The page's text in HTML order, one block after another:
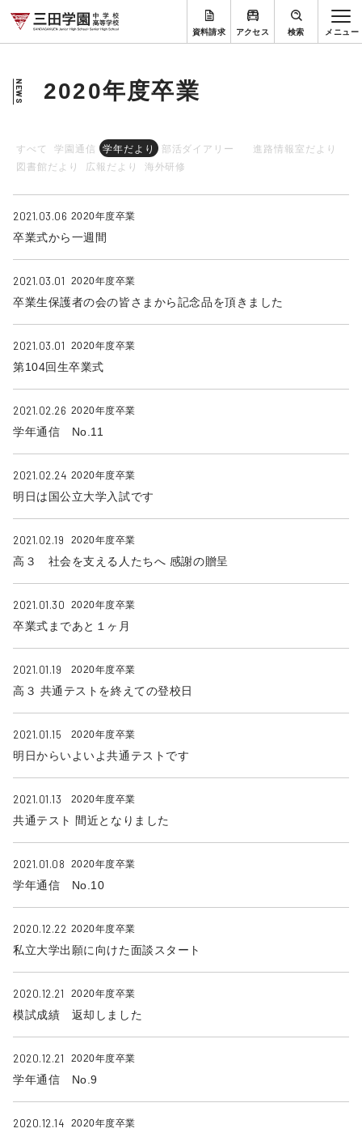
資料請求 アクセス 検索
2020年度卒業
NEWS
すべて 学園通信 学年だより 部活ダイアリー
進路情報室だより
図書館だより
広報だより 海外研修
2021.03.06 2020年度卒業
卒業式から一週間
2021.03.01 2020年度卒業
卒業生保護者の会の皆さまから記念品を頂きました
2021.03.01 2020年度卒業
第104回生卒業式
2021.02.26 2020年度卒業
学年通信 No.11
2021.02.24 2020年度卒業
明日は国公立大学入試です
2021.02.19 2020年度卒業
高３ 社会を支える人たちへ 感謝の贈呈
2021.01.30 2020年度卒業
卒業式まであと１ヶ月
2021.01.19 2020年度卒業
高３ 共通テストを終えての登校日
2021.01.15 2020年度卒業
明日からいよいよ共通テストです
2021.01.13 2020年度卒業
共通テスト 間近となりました
2021.01.08 2020年度卒業
学年通信 No.10
2020.12.22 2020年度卒業
私立大学出願に向けた面談スタート
2020.12.21 2020年度卒業
模試成績 返却しました
2020.12.21 2020年度卒業
学年通信 No.9
2020.12.14 2020年度卒業